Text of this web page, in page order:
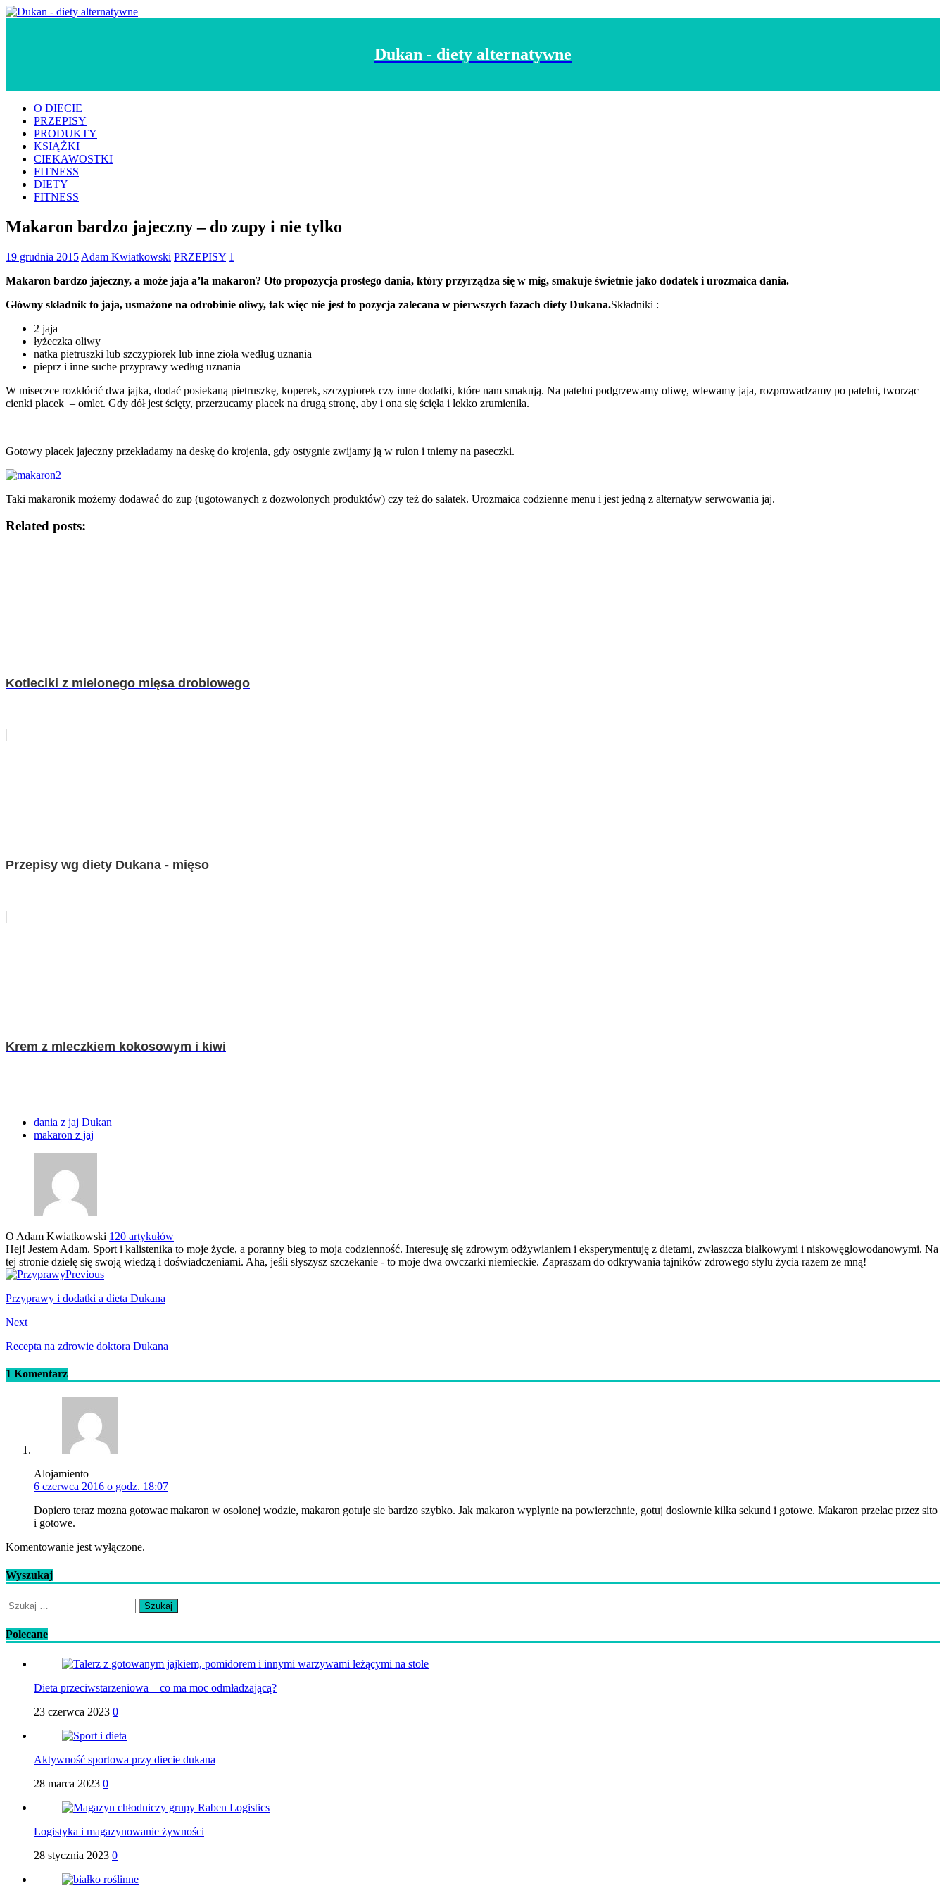
Dukan - diety alternatywne
O DIECIE
PRZEPISY
PRODUKTY
KSIĄŻKI
CIEKAWOSTKI
FITNESS
DIETY
FITNESS
Makaron bardzo jajeczny – do zupy i nie tylko
19 grudnia 2015 Adam Kwiatkowski PRZEPISY 1
Makaron bardzo jajeczny, a może jaja a’la makaron? Oto propozycja prostego dania, który przyrządza się w mig, smakuje świetnie jako dodatek i urozmaica dania.
Główny składnik to jaja, usmażone na odrobinie oliwy, tak więc nie jest to pozycja zalecana w pierwszych fazach diety Dukana.Składniki :
2 jaja
łyżeczka oliwy
natka pietruszki lub szczypiorek lub inne zioła według uznania
pieprz i inne suche przyprawy według uznania
W miseczce rozkłócić dwa jajka, dodać posiekaną pietruszkę, koperek, szczypiorek czy inne dodatki, które nam smakują. Na patelni podgrzewamy oliwę, wlewamy jaja, rozprowadzamy po patelni, tworząc
cienki placek – omlet. Gdy dół jest ścięty, przerzucamy placek na drugą stronę, aby i ona się ścięła i lekko zrumieniła.
Gotowy placek jajeczny przekładamy na deskę do krojenia, gdy ostygnie zwijamy ją w rulon i tniemy na paseczki.
Taki makaronik możemy dodawać do zup (ugotowanych z dozwolonych produktów) czy też do sałatek. Urozmaica codzienne menu i jest jedną z alternatyw serwowania jaj.
Related posts:
Kotleciki z mielonego mięsa drobiowego
Przepisy wg diety Dukana - mięso
Krem z mleczkiem kokosowym i kiwi
dania z jaj Dukan
makaron z jaj
O Adam Kwiatkowski 120 artykułów
Hej! Jestem Adam. Sport i kalistenika to moje życie, a poranny bieg to moja codzienność. Interesuję się zdrowym odżywianiem i eksperymentuję z dietami, zwłaszcza białkowymi i niskowęglowodanowymi. Na
tej stronie dzielę się swoją wiedzą i doświadczeniami. Aha, jeśli słyszysz szczekanie - to moje dwa owczarki niemieckie. Zapraszam do odkrywania tajników zdrowego stylu życia razem ze mną!
Previous
Przyprawy i dodatki a dieta Dukana
Next
Recepta na zdrowie doktora Dukana
1 Komentarz
Alojamiento
6 czerwca 2016 o godz. 18:07
Dopiero teraz mozna gotowac makaron w osolonej wodzie, makaron gotuje sie bardzo szybko. Jak makaron wyplynie na powierzchnie, gotuj doslownie kilka sekund i gotowe. Makaron przelac przez sito
i gotowe.
Komentowanie jest wyłączone.
Wyszukaj
Szukaj:
Polecane
Dieta przeciwstarzeniowa – co ma moc odmładzającą?
23 czerwca 2023 0
Aktywność sportowa przy diecie dukana
28 marca 2023 0
Logistyka i magazynowanie żywności
28 stycznia 2023 0